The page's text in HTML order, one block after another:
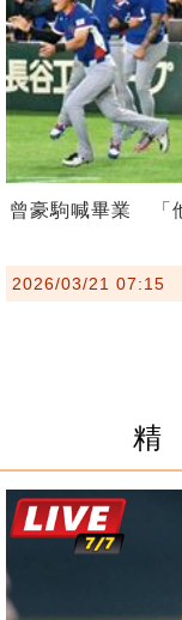
曾豪駒喊畢業 「
2026/03/21 07:15
精